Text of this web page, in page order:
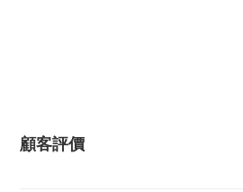
顧客評價